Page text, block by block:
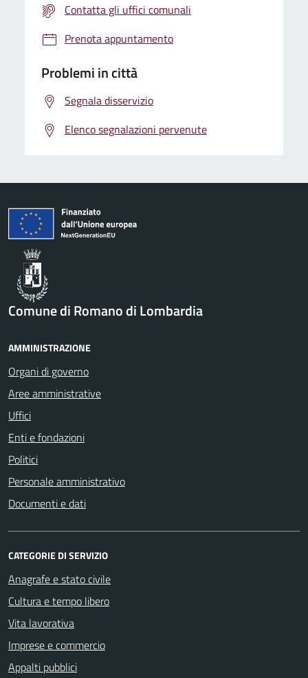
Contatta gli uffici comunali
Prenota appuntamento
Problemi in città
Segnala disservizio
Elenco segnalazioni pervenute
Comune di Romano di Lombardia
AMMINISTRAZIONE
Organi di governo
Aree amministrative
Uffici
Enti e fondazioni
Politici
Personale amministrativo
Documenti e dati
CATEGORIE DI SERVIZIO
Anagrafe e stato civile
Cultura e tempo libero
Vita lavorativa
Imprese e commercio
Appalti pubblici